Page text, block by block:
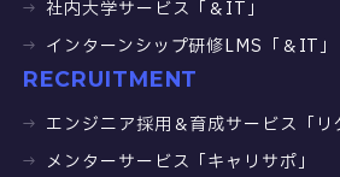
社内大学サービス「＆IT」
インターンシップ研修LMS「＆IT」
RECRUITMENT
エンジニア採用＆育成サービス「リ
メンターサービス「キャリサポ」